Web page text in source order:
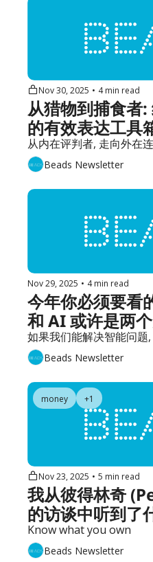
Nov 30, 2025 • 4 min read
从猎物到捕食者
的有效表达工
从内在评判者, 走向外在
Beads Newsletter
Nov 29, 2025 • 4 min read
今年你必须要看
和 AI 或许是两
| Beads 11 月更
如果我们能解决智能问题
Beads Newsletter
money +1
Nov 23, 2025 • 5 min read
我从彼得林奇
的访谈中听到了
#158
Know what you own
Beads Newsletter